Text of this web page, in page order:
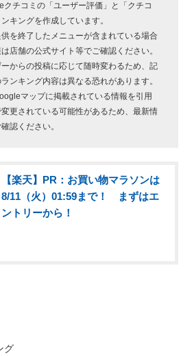
クチコミの「ユーザー評価」と「クチコ
キングを作成しています。
供を終了したメニューが含まれている場合
店舗の公式サイト等でご確認ください。
ーからの投稿に応じて随時変わるため、記
ンキング内容は異なる恐れがあります。
マップに掲載されている情報を引用
更されている可能性があるため、最新情
認ください。
【楽天】PR：お買い物マラソンは
8/11（火）01:59まで！ まずはエ
ントリーから！
グ